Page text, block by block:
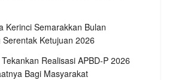
Kerinci Semarakkan Bulan
Ketujuan 2026
Realisasi APBD-P 2026
Bagi Masyarakat